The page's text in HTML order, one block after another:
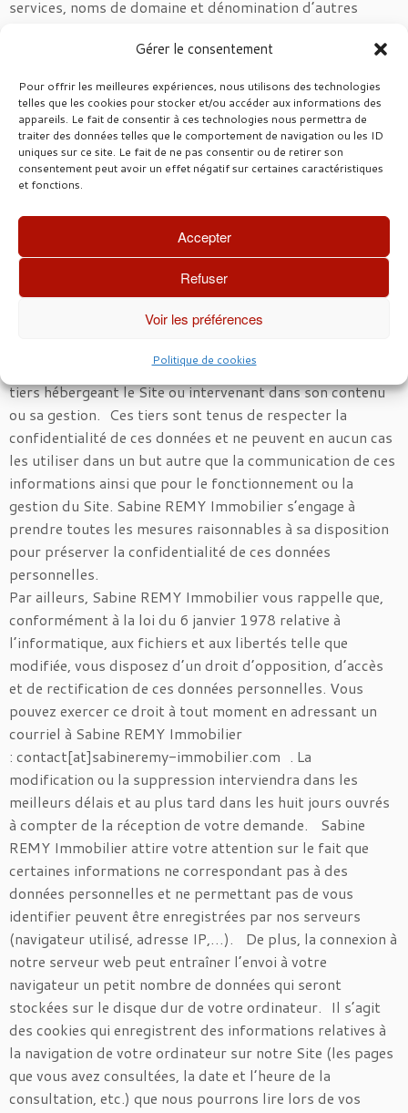
Gérer le consentement
Pour offrir les meilleures expériences, nous utilisons des technologies
telles que les cookies pour stocker et/ou accéder aux informations des
appareils. Le fait de consentir à ces technologies nous permettra de
traiter des données telles que le comportement de navigation ou les ID
uniques sur ce site. Le fait de ne pas consentir ou de retirer son
consentement peut avoir un effet négatif sur certaines caractéristiques
et fonctions.
Accepter
Refuser
Voir les préférences
Politique de cookies
services, noms de domaine et dénomination d’autres
association quelconque entre Sabine REMY Immobilier et
dénominations en cause.
Protection de la vie privée
Sabine REMY Immobilier n’exige à aucun moment la
communication par les utilisateurs de données
qui le souhaitent d’obtenir certaines informations ou
recevoir des documents. Sabine REMY Immobilier vous
informe que les données personnelles que vous pourriez
lui communiquer en ligne sont destinées au seul usage de
la société Sabine REMY Immobilier qui est responsable de
seront pas communiquées à des tiers à l’exclusion des
tiers hébergeant le Site ou intervenant dans son contenu
ou sa gestion. Ces tiers sont tenus de respecter la
confidentialité de ces données et ne peuvent en aucun cas
les utiliser dans un but autre que la communication de ces
informations ainsi que pour le fonctionnement ou la
gestion du Site. Sabine REMY Immobilier s’engage à
prendre toutes les mesures raisonnables à sa disposition
pour préserver la confidentialité de ces données
personnelles.
Par ailleurs, Sabine REMY Immobilier vous rappelle que,
conformément à la loi du 6 janvier 1978 relative à
l’informatique, aux fichiers et aux libertés telle que
modifiée, vous disposez d’un droit d’opposition, d’accès
et de rectification de ces données personnelles. Vous
pouvez exercer ce droit à tout moment en adressant un
courriel à Sabine REMY Immobilier
: contact[at]sabineremy-immobilier.com . La
modification ou la suppression interviendra dans les
meilleurs délais et au plus tard dans les huit jours ouvrés
à compter de la réception de votre demande. Sabine
REMY Immobilier attire votre attention sur le fait que
certaines informations ne correspondant pas à des
données personnelles et ne permettant pas de vous
identifier peuvent être enregistrées par nos serveurs
(navigateur utilisé, adresse IP,…). De plus, la connexion à
notre serveur web peut entraîner l’envoi à votre
navigateur un petit nombre de données qui seront
stockées sur le disque dur de votre ordinateur. Il s’agit
des cookies qui enregistrent des informations relatives à
la navigation de votre ordinateur sur notre Site (les pages
que vous avez consultées, la date et l’heure de la
consultation, etc.) que nous pourrons lire lors de vos